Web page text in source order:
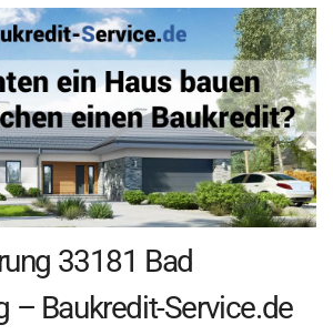
33181 Bad
– Baukredit-Service.de